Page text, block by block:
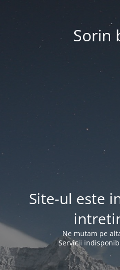
Sorin
Site-ul este
Ne mutam pe
Servicii